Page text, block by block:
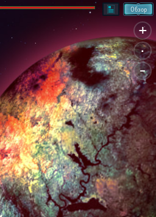
+
.
-
Обзор